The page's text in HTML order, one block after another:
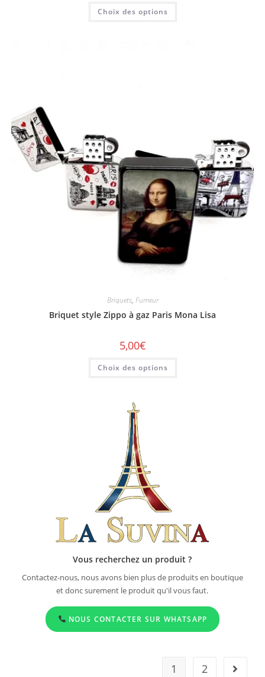
Choix des options
Briquets, Fumeur
Briquet style Zippo à gaz Paris Mona Lisa
5,00€
Choix des options
Vous recherchez un produit ?
Contactez-nous, nous avons bien plus de produits en boutique
et donc surement le produit qu'il vous faut.
NOUS CONTACTER SUR WHATSAPP
1 2